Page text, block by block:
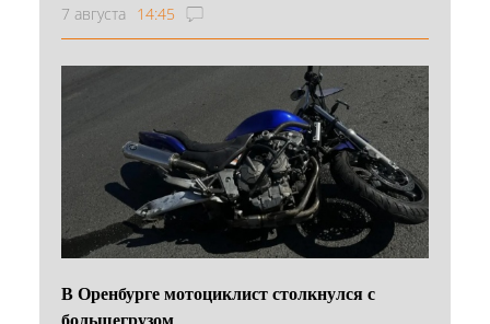
7 августа 14:45
В Оренбурге мотоциклист столкнулся с
большегрузом